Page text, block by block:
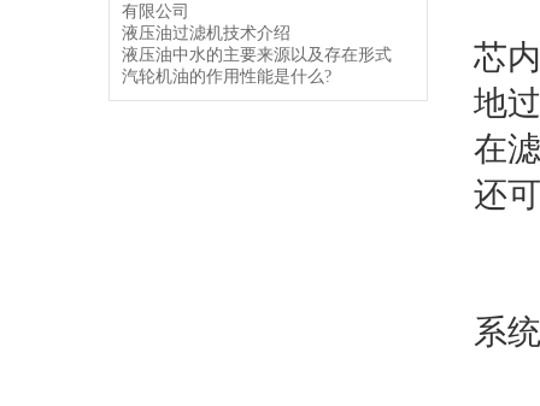
有限公司
液压油过滤机技术介绍
液压油中水的主要来源以及存在形式
汽轮机油的作用性能是什么?
芯
地
在
还
系